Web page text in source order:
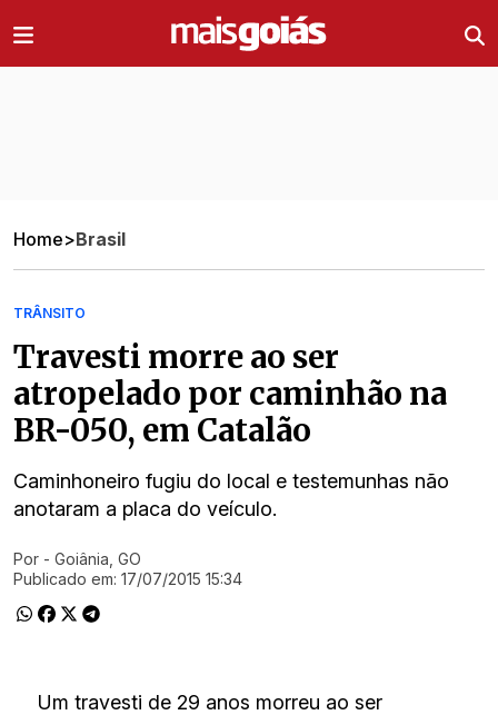
Home>Brasil
TRÂNSITO
Travesti morre ao ser
atropelado por caminhão na
BR-050, em Catalão
Caminhoneiro fugiu do local e testemunhas não
anotaram a placa do veículo.
Ir direto pra matéria
Por - Goiânia, GO
Publicado em: 17/07/2015 15:34
Um travesti de 29 anos morreu ao ser